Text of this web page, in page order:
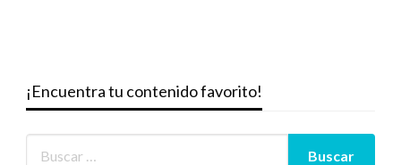
¡Encuentra tu contenido favorito!